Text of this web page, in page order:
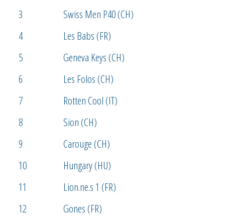
3
Swiss Men P40 (CH)
4
Les Babs (FR)
5
Geneva Keys (CH)
6
Les Folos (CH)
7
Rotten Cool (IT)
8
Sion (CH)
9
Carouge (CH)
10
Hungary (HU)
11
Lion.ne.s 1 (FR)
12
Gones (FR)